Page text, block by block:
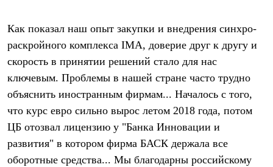
Баулы
Кошельки
Гермомешки
Полезные аксессуары
Книги
Коврики
Обувь
Сапоги
Ботинки
Как показал наш опыт закупки и внедрения синхро-
раскройного комплекса IMA, доверие друг к другу и
скорость в принятии решений стало для нас
ключевым. Проблемы в нашей стране часто трудно
объяснить иностранным фирмам... Началось с того,
что курс евро сильно вырос летом 2018 года, потом
ЦБ отозвал лицензию у "Банка Инновации и
развития" в котором фирма БАСК держала все
оборотные средства... Мы благодарны российскому